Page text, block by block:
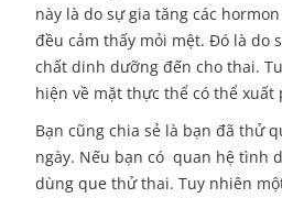
này là do sự gia tăng các
đều cảm thấy mỏi mệt. Đó là do
chất dinh dưỡng đến cho thai.
hiện về mặt thực thể có thể
Bạn cũng chia sẻ là bạn đã thử
ngày. Nếu bạn có quan hệ tình
dùng que thử thai. Tuy nhiên